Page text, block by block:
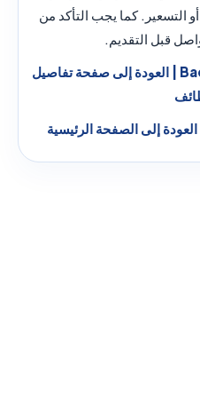
التسعير. كما يجب التأكد من
قبل التقديم.
← Back to Job Details Page | العودة إلى صفحة تفاصيل